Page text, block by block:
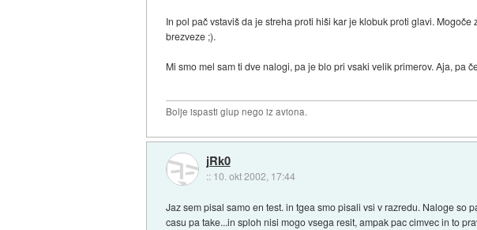
In pol pač vstaviš da je streha proti hiši kar je klobuk proti glavi.
brezveze ;).
Mi smo mel sam ti dve nalogi, pa je blo pri vsaki velik primerov. Aja, pa
Bolje ispasti glup nego iz aviona.
jRk0
:: 10. okt 2002, 17:44
Jaz sem pisal samo en test. in tgea smo pisali vsi v razredu. Naloge
casu pa take...in sploh nisi mogo vsega resit, ampak pac cimvec in to